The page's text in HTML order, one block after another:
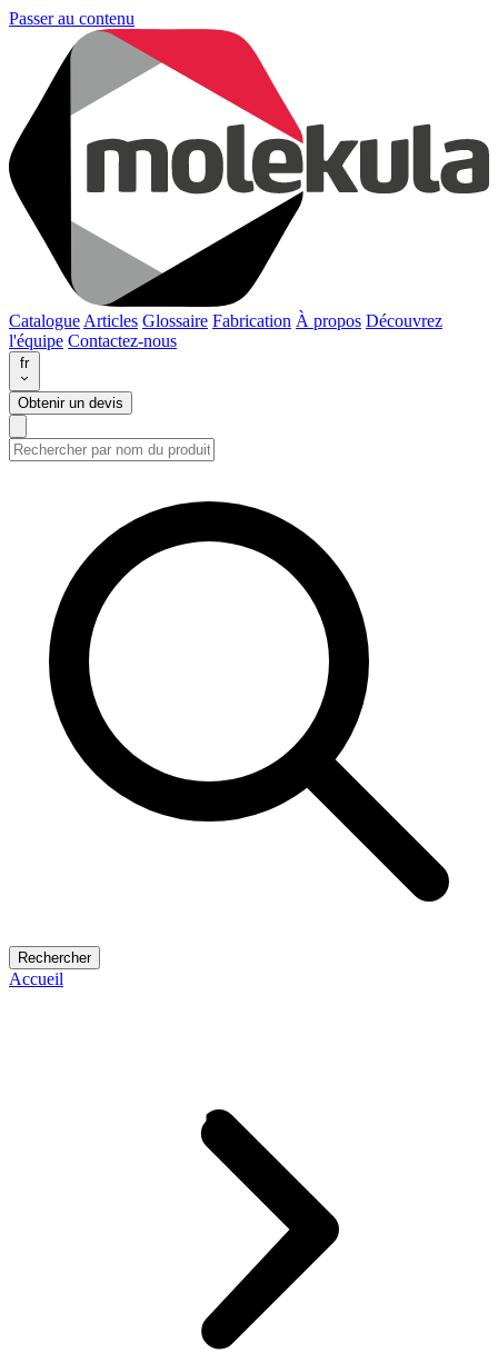
Passer au contenu
Catalogue Articles Glossaire Fabrication À propos Découvrez
l'équipe Contactez-nous
fr
Obtenir un devis
Rechercher
Accueil